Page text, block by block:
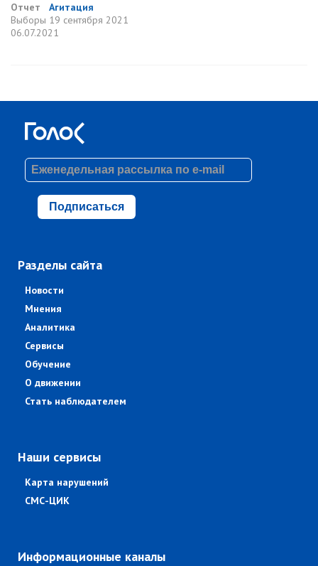
Отчет
Агитация
Выборы 19 сентября 2021
06.07.2021
Подписаться
Разделы сайта
Новости
Мнения
Аналитика
Сервисы
Обучение
О движении
Стать наблюдателем
Наши сервисы
Карта нарушений
СМС-ЦИК
Информационные каналы